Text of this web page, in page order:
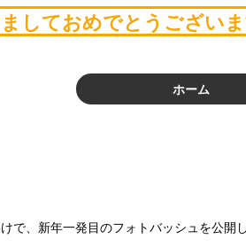
しておめでとうござい
ホーム
で、新年一発目のフォトバッシュを公開